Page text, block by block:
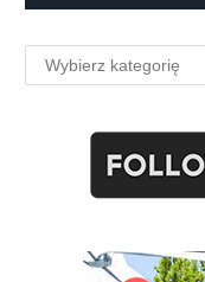
Kategorie